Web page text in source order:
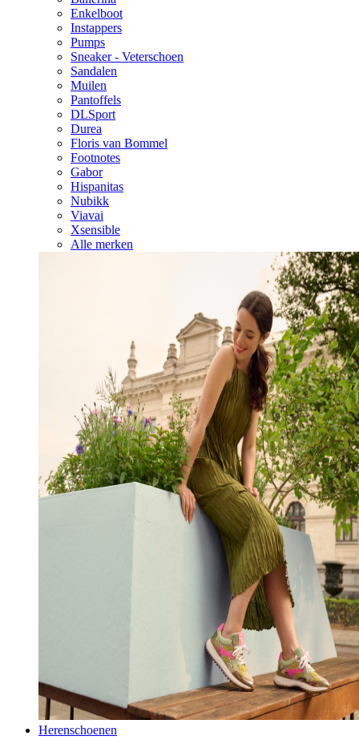
Enkelboot
Instappers
Pumps
Sneaker - Veterschoen
Sandalen
Muilen
Pantoffels
DLSport
Durea
Floris van Bommel
Footnotes
Gabor
Hispanitas
Nubikk
Viavai
Xsensible
Alle merken
Herenschoenen